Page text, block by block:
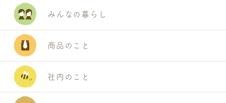
みんなの暮らし
商品のこと
社内のこと